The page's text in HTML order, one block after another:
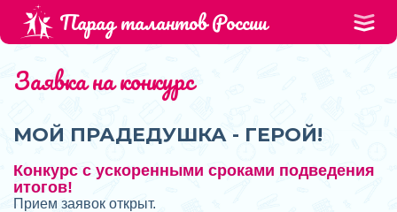
Парад талантов России
Заявка на конкурс
МОЙ ПРАДЕДУШКА - ГЕРОЙ!
Конкурс с ускоренными сроками подведения
итогов!
Прием заявок открыт.